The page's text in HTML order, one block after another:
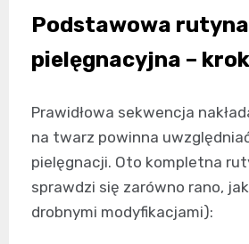
Podstawowa rutyna
pielęgnacyjna –
Prawidłowa sekwencja
na twarz powinna
pielęgnacji. Oto kompletna
sprawdzi się zarówno rano,
drobnymi modyfikacjami):